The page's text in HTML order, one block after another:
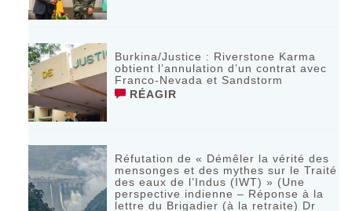
Burkina/Justice : Riverstone Karma
obtient l’annulation d’un contrat avec
Franco-Nevada et Sandstorm
RÉAGIR
Réfutation de « Démêler la vérité des
mensonges et des mythes sur le Traité
des eaux de l’Indus (IWT) » (Une
perspective indienne – Réponse à la
lettre du Brigadier (à la retraite) Dr